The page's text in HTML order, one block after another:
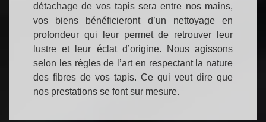
détachage de vos tapis sera entre nos mains,
vos biens bénéficieront d’un nettoyage en
profondeur qui leur permet de retrouver leur
lustre et leur éclat d’origine. Nous agissons
selon les règles de l’art en respectant la nature
des fibres de vos tapis. Ce qui veut dire que
nos prestations se font sur mesure.